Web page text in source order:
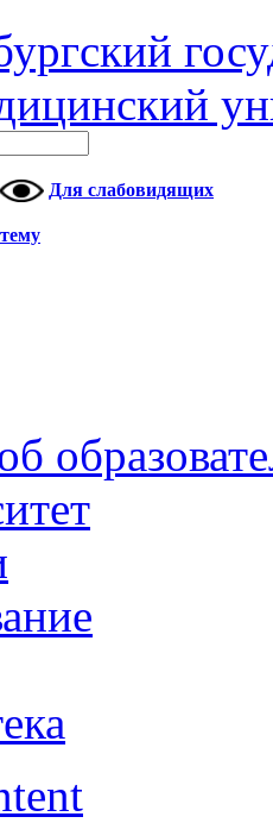
Для слабовидящих